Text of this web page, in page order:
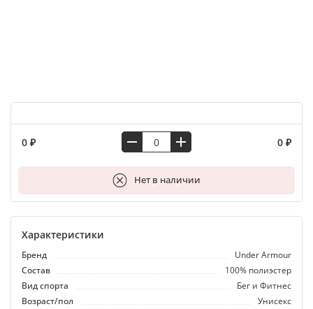
0 ₽ 0 ₽
Нет в наличии
В корзину
Характеристики
Бренд
Under Armour
Состав
100% полиэстер
Вид спорта
Бег и Фитнес
Возраст/пол
Унисекс